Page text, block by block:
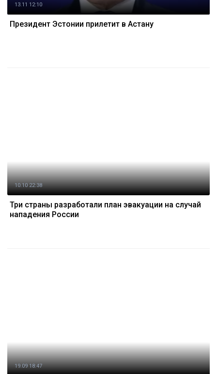
13.11 12:10
Президент Эстонии прилетит в Астану
10.10 22:38
Три страны разработали план эвакуации на случай
нападения России
19.09 18:47